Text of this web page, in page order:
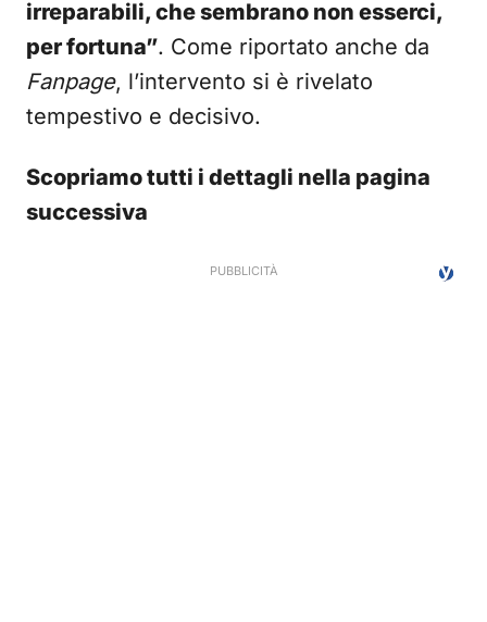
irreparabili, che sembrano non esserci,
per fortuna”. Come riportato anche da
Fanpage, l’intervento si è rivelato
tempestivo e decisivo.
Scopriamo tutti i dettagli nella pagina
successiva